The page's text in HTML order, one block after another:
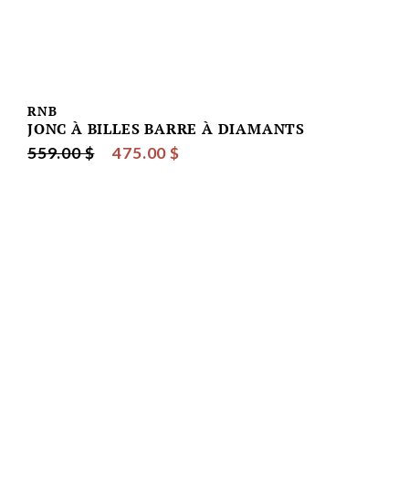
RNB
JONC À BILLES BARRE À DIAMANTS
559.00 $ 475.00 $